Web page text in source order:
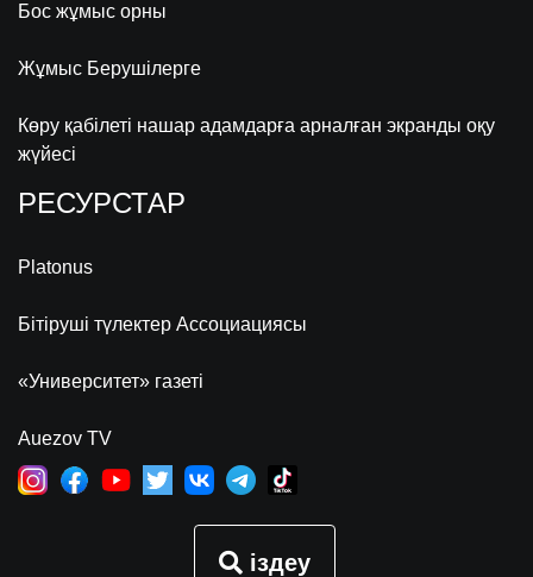
Бос жұмыс орны
Жұмыс Берушілерге
Көру қабілеті нашар адамдарға арналған экранды оқу
жүйесі
РЕСУРСТАР
Platonus
Бітіруші түлектер Ассоциациясы
«Университет» газеті
Auezov TV
іздеу